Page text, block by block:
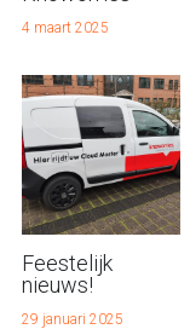
4 maart 2025
Feestelijk
nieuws!
29 januari 2025